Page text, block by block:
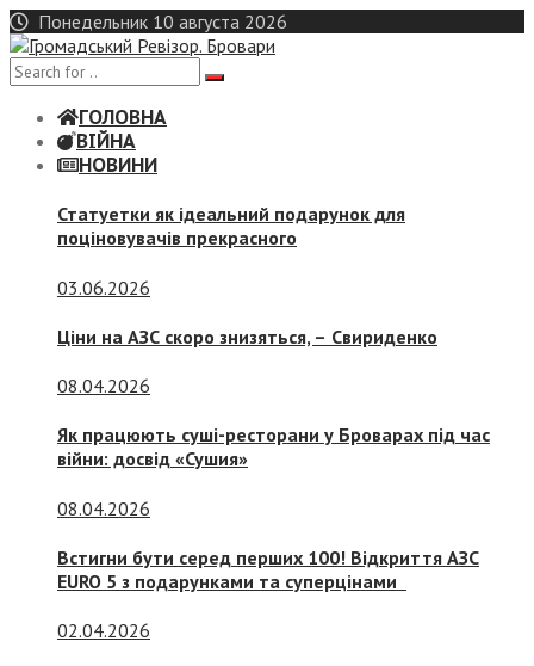
Skip
to
content
Понедельник 10 августа 2026
ГОЛОВНА
ВІЙНА
НОВИНИ
Статуетки як ідеальний подарунок для
поціновувачів прекрасного
03.06.2026
Ціни на АЗС скоро знизяться, – Свириденко
08.04.2026
Як працюють суші-ресторани у Броварах під час
війни: досвід «Сушия»
08.04.2026
Встигни бути серед перших 100! Відкриття АЗС
EURO 5 з подарунками та суперцінами
02.04.2026